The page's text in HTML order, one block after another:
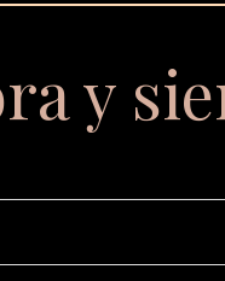
y